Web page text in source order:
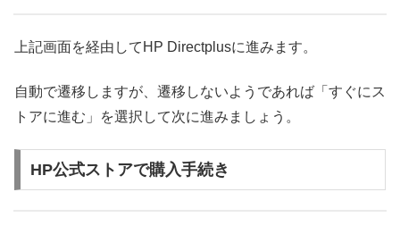
上記画面を経由してHP Directplusに進みます。
自動で遷移しますが、遷移しないようであれば「すぐにス
トアに進む」を選択して次に進みましょう。
HP公式ストアで購入手続き